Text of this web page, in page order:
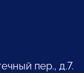
пер., д.7.